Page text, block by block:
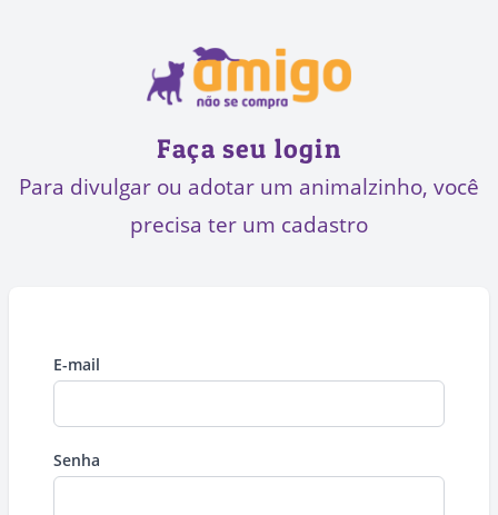
Faça seu login
Para divulgar ou adotar um animalzinho, você
precisa ter um cadastro
E-mail
Senha